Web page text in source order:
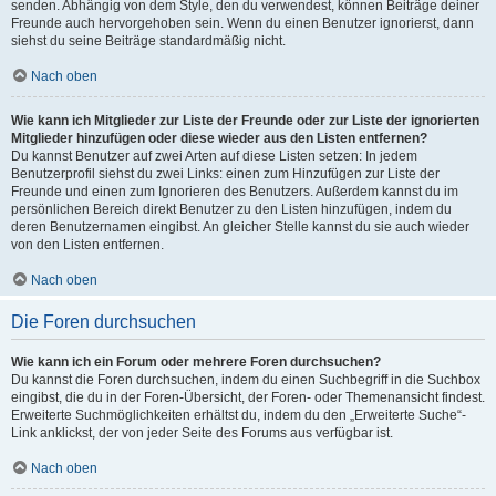
senden. Abhängig von dem Style, den du verwendest, können Beiträge deiner
Freunde auch hervorgehoben sein. Wenn du einen Benutzer ignorierst, dann
siehst du seine Beiträge standardmäßig nicht.
Nach oben
Wie kann ich Mitglieder zur Liste der Freunde oder zur Liste der ignorierten
Mitglieder hinzufügen oder diese wieder aus den Listen entfernen?
Du kannst Benutzer auf zwei Arten auf diese Listen setzen: In jedem
Benutzerprofil siehst du zwei Links: einen zum Hinzufügen zur Liste der
Freunde und einen zum Ignorieren des Benutzers. Außerdem kannst du im
persönlichen Bereich direkt Benutzer zu den Listen hinzufügen, indem du
deren Benutzernamen eingibst. An gleicher Stelle kannst du sie auch wieder
von den Listen entfernen.
Nach oben
Die Foren durchsuchen
Wie kann ich ein Forum oder mehrere Foren durchsuchen?
Du kannst die Foren durchsuchen, indem du einen Suchbegriff in die Suchbox
eingibst, die du in der Foren-Übersicht, der Foren- oder Themenansicht findest.
Erweiterte Suchmöglichkeiten erhältst du, indem du den „Erweiterte Suche“-
Link anklickst, der von jeder Seite des Forums aus verfügbar ist.
Nach oben